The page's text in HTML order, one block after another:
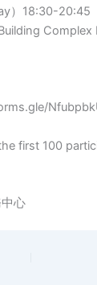
）18:30-20:45
Complex
first 100
心